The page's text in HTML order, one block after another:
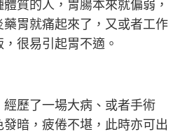
質的人，胃腸本來就偏弱，
胃就痛起來了，又或者工作
很易引起胃不適。
歷了一場大病、或者手術
暗，疲倦不堪，此時亦可出